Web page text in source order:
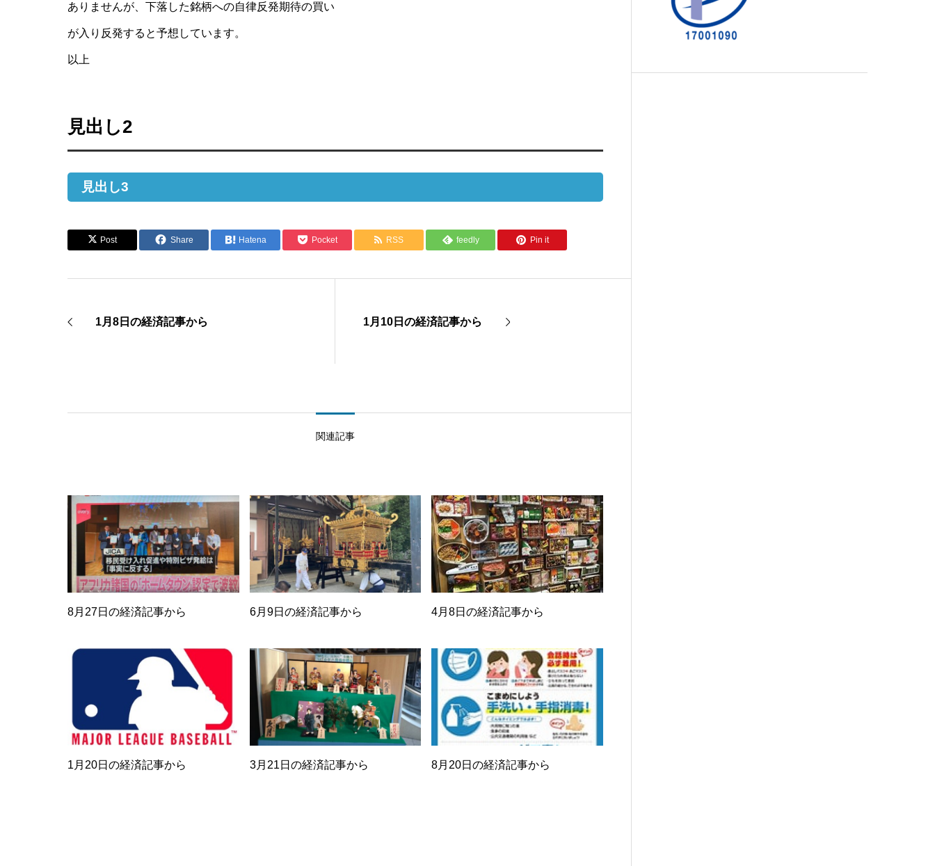
ありませんが、下落した銘柄への自律反発期待の買い
が入り反発すると予想しています。
以上
見出し2
見出し3
Post Share Hatena Pocket RSS feedly Pin it
1月8日の経済記事から 1月10日の経済記事から
関連記事
8月27日の経済記事から 6月9日の経済記事から 4月8日の経済記事から
1月20日の経済記事から 3月21日の経済記事から 8月20日の経済記事から